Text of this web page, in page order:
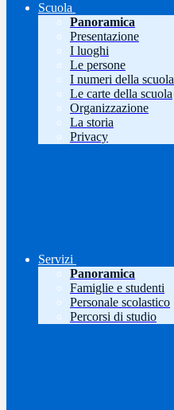
Scuola
Panoramica
Presentazione
I luoghi
Le persone
I numeri della scuola
Le carte della scuola
Organizzazione
La storia
Privacy
Servizi
Panoramica
Famiglie e studenti
Personale scolastico
Percorsi di studio